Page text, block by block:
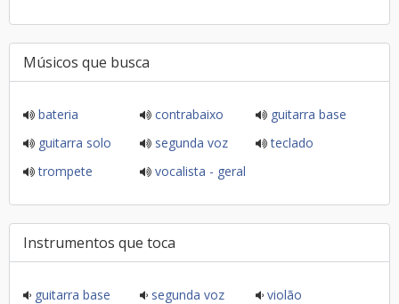
Músicos que busca
bateria contrabaixo
guitarra base
guitarra solo
segunda voz
teclado
trompete
vocalista - geral
Instrumentos que toca
guitarra base segunda voz
violão